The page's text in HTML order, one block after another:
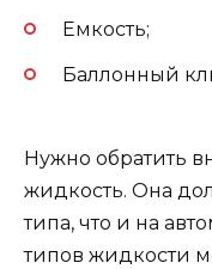
Емкость;
Баллонный
Нужно обратить
жидкость. Она
типа, что и на
типов жидкости